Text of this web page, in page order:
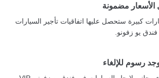
الأسعار مضمونة
كبيرة ستحصل عليها اتفاقيات تأجير السيارات
يو زفونو.
رسوم للإلغاء